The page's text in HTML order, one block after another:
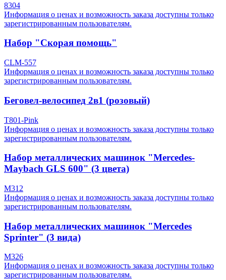
8304
Информация о ценах и возможность заказа доступны только
зарегистрированным пользователям.
Набор "Скорая помощь"
CLM-557
Информация о ценах и возможность заказа доступны только
зарегистрированным пользователям.
Беговел-велосипед 2в1 (розовый)
T801-Pink
Информация о ценах и возможность заказа доступны только
зарегистрированным пользователям.
Набор металлических машинок "Mercedes-
Maybach GLS 600" (3 цвета)
M312
Информация о ценах и возможность заказа доступны только
зарегистрированным пользователям.
Набор металлических машинок "Mercedes
Sprinter" (3 вида)
M326
Информация о ценах и возможность заказа доступны только
зарегистрированным пользователям.